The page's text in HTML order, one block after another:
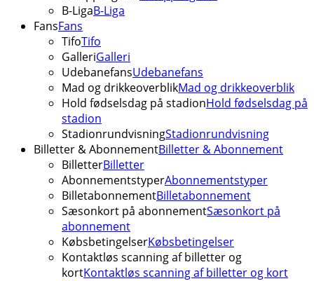
B-LigaB-Liga
FansFans
TifoTifo
GalleriGalleri
UdebanefansUdebanefans
Mad og drikkeoverblikMad og drikkeoverblik
Hold fødselsdag på stadionHold fødselsdag på
stadion
StadionrundvisningStadionrundvisning
Billetter & AbonnementBilletter & Abonnement
BilletterBilletter
AbonnementstyperAbonnementstyper
BilletabonnementBilletabonnement
Sæsonkort på abonnementSæsonkort på
abonnement
KøbsbetingelserKøbsbetingelser
Kontaktløs scanning af billetter og
kortKontaktløs scanning af billetter og kort